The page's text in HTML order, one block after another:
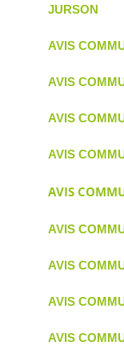
JURSON
AVIS
AVIS
AVIS
AVIS
AVIS
AVIS
AVIS
AVIS
AVIS